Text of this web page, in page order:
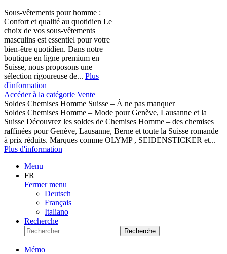
Sous-vêtements pour homme :
Confort et qualité au quotidien Le
choix de vos sous-vêtements
masculins est essentiel pour votre
bien-être quotidien. Dans notre
boutique en ligne premium en
Suisse, nous proposons une
sélection rigoureuse de... Plus
d'information
Accéder à la catégorie Vente
Soldes Chemises Homme Suisse – À ne pas manquer
Soldes Chemises Homme – Mode pour Genève, Lausanne et la
Suisse Découvrez les soldes de Chemises Homme – des chemises
raffinées pour Genève, Lausanne, Berne et toute la Suisse romande
à prix réduits. Marques comme OLYMP , SEIDENSTICKER et...
Plus d'information
Menu
FR
Fermer menu
Deutsch
Français
Italiano
Recherche
Recherche
Mémo